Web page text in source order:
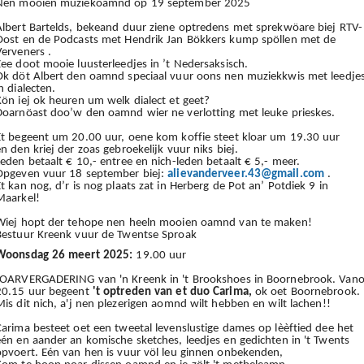
mooien muziekoamnd op 19 september 2025
Bartelds, bekeand duur ziene optredens met sprekwöare biej RTV-
en de Podcasts met Hendrik Jan Bökkers kump spöllen met de
.
doot mooie luusterleedjes in ’t Nedersaksisch.
döt Albert den oamnd speciaal vuur oons nen muziekkwis met
dialecten.
iej ok heuren um welk dialect et geet?
doo’w den oamnd wier ne verlotting met leuke prieskes.
begeent um 20.00 uur, oene kom koffie steet kloar um 19.30 uur
den kriej der zoas gebroekelijk vuur niks biej.
betaalt € 10,- entree en nich-leden betaalt € 5,- meer.
vuur 18 september biej:alievanderveer.43@gmail.com.
kan nog, d’r is nog plaats zat in Herberg de Pot an’ Potdiek 9 in
hopt der tehope nen heeln mooien oamnd van te maken!
Kreenk vuur de Twentse Sproak
26 meert 2025: 19.00 uur
van 'n Kreenk in 't Brookshoes in Boornebrook.
uur begeent 't optreden van et duo Carima, ok oet Boornebrook.
dit nich, a'j nen plezerigen aomnd wilt hebben en wilt lachen!!
besteet oet een tweetal levenslustige dames op lèèftied dee het
en aander an komische sketches, leedjes en gedichten in 't Twents
Eén van hen is vuur völ leu ginnen onbekenden,